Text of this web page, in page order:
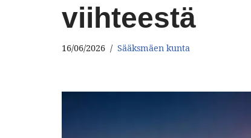
viihteestä
16/06/2026 Sääksmäen kunta